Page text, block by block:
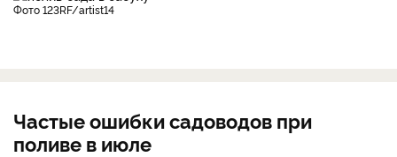
фото 123RF/artist14
Частые ошибки садоводов при
поливе в июле